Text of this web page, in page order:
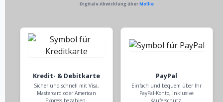
Digitale Abwicklung überMollie
Kredit- & Debitkarte
Sicher und schnell mit Visa,
Mastercard oder American
Express bezahlen.
PayPal
Einfach und bequem über Ihr
PayPal-Konto, inklusive
Käuferschutz.